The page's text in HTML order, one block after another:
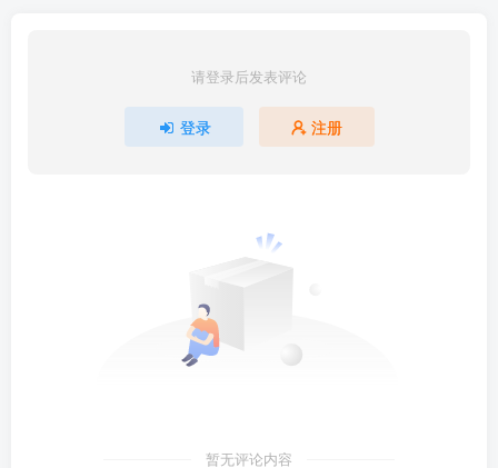
请登录后发表评论
登录 注册
暂无评论内容